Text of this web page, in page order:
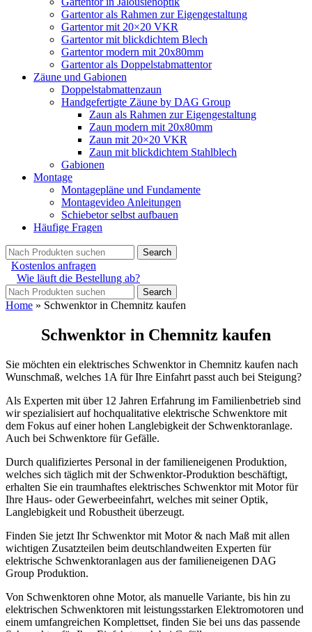
Gartentor als Rahmen zur Eigengestaltung
Gartentor mit 20×20 VKR
Gartentor mit blickdichtem Blech
Gartentor modern mit 20x80mm
Gartentor als Doppelstabmattentor
Zäune und Gabionen
Doppelstabmattenzaun
Handgefertigte Zäune by DAG Group
Zaun als Rahmen zur Eigengestaltung
Zaun modern mit 20x80mm
Zaun mit 20×20 VKR
Zaun mit blickdichtem Stahlblech
Gabionen
Montage
Montagepläne und Fundamente
Montagevideo Anleitungen
Schiebetor selbst aufbauen
Häufige Fragen
Search
Kostenlos anfragen
Wie läuft die Bestellung ab?
Search
Home » Schwenktor in Chemnitz kaufen
Schwenktor in Chemnitz kaufen
Sie möchten ein elektrisches Schwenktor in Chemnitz kaufen nach
Wunschmaß, welches 1A für Ihre Einfahrt passt auch bei Steigung?
Als Experten mit über 12 Jahren Erfahrung im Familienbetrieb sind
wir spezialisiert auf hochqualitative elektrische Schwenktore mit
dem Fokus auf einer hohen Langlebigkeit der Schwenktoranlage.
Auch bei Schwenktore für Gefälle.
Durch qualifiziertes Personal in der familieneigenen Produktion,
welches sich täglich mit der Schwenktor-Produktion beschäftigt,
erhalten Sie ein traumhaftes elektrisches Schwenktor mit Motor für
Ihre Haus- oder Gewerbeeinfahrt, welches mit seiner Optik,
Langlebigkeit und Robustheit überzeugt.
Finden Sie jetzt Ihr Schwenktor mit Motor & nach Maß mit allen
wichtigen Zusatzteilen beim deutschlandweiten Experten für
elektrische Schwenktoranlagen aus der familieneigenen DAG
Group Produktion.
Von Schwenktoren ohne Motor, als manuelle Variante, bis hin zu
elektrischen Schwenktoren mit leistungsstarken Elektromotoren und
einem umfangreichen Komplettset, finden Sie bei uns das passende